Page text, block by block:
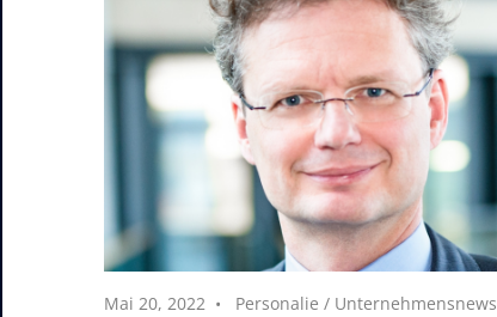
Mai 20, 2022 Personalie / Unternehmensnews